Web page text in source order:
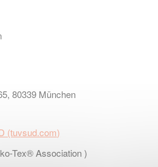
80339 München
(tuvsud.com)
Tex® Association )